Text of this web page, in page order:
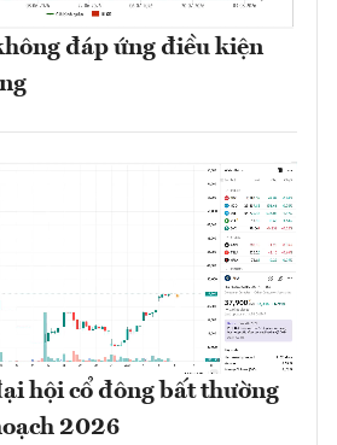
đáp ứng điều kiện
hội cổ đông bất thường
2026